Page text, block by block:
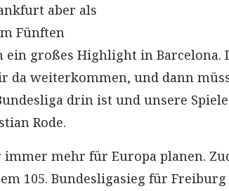
aber als
Fünften
großes Highlight in Barcelona.
da weiterkommen, und dann
drin ist und unsere Spiele
Rode.
mehr für Europa planen.
105. Bundesligasieg für Freiburg